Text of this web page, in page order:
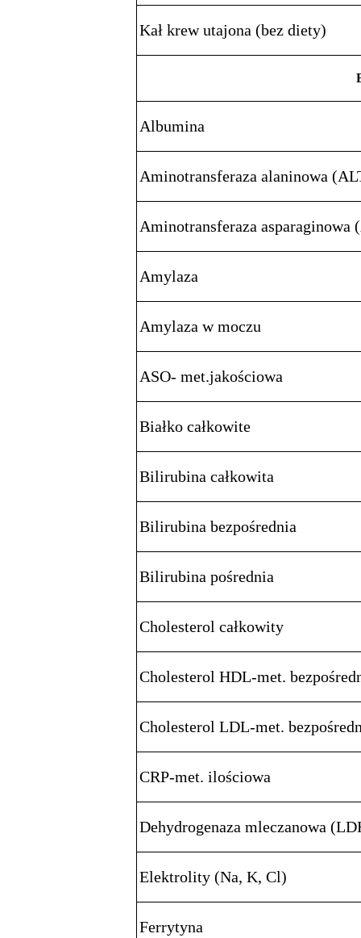
Kał krew utajona (bez diety)
Albumina
Aminotransferaza alaninowa
Aminotransferaza asparaginowa
Amylaza
Amylaza w moczu
ASO- met.jakościowa
Białko całkowite
Bilirubina całkowita
Bilirubina bezpośrednia
Bilirubina pośrednia
Cholesterol całkowity
Cholesterol HDL-met.
Cholesterol LDL-met.
CRP-met. ilościowa
Dehydrogenaza mleczanowa
Elektrolity (Na, K, Cl)
Ferrytyna